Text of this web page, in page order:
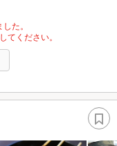
た。
てください。